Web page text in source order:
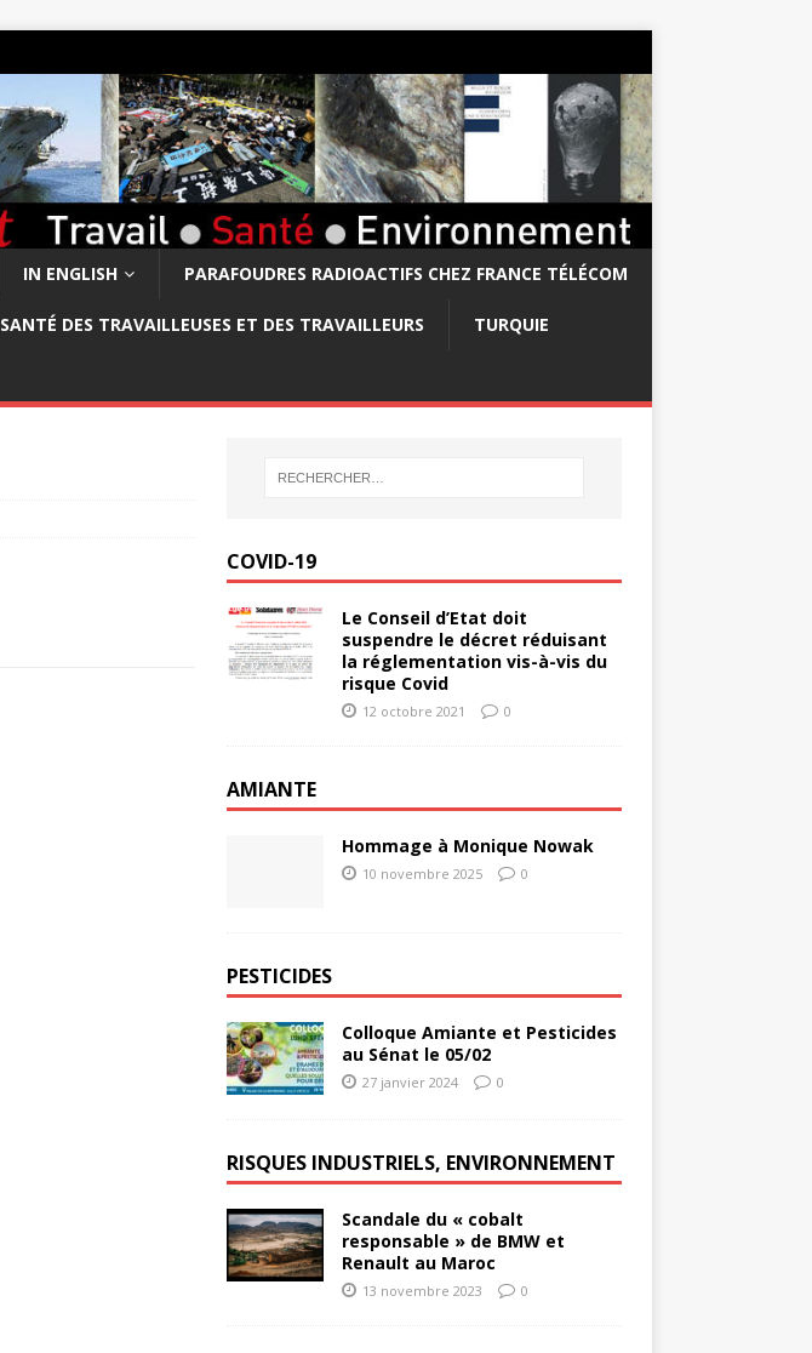
IN ENGLISH PARAFOUDRES RADIOACTIFS CHEZ FRANCE TÉLÉCOM
SANTÉ DES TRAVAILLEUSES ET DES TRAVAILLEURS TURQUIE
COVID-19
Le Conseil d’Etat doit
suspendre le décret réduisant
la réglementation vis-à-vis du
risque Covid
12 octobre 2021 0
AMIANTE
Hommage à Monique Nowak
10 novembre 2025 0
PESTICIDES
Colloque Amiante et Pesticides
au Sénat le 05/02
27 janvier 2024 0
RISQUES INDUSTRIELS, ENVIRONNEMENT
Scandale du « cobalt
responsable » de BMW et
Renault au Maroc
13 novembre 2023 0